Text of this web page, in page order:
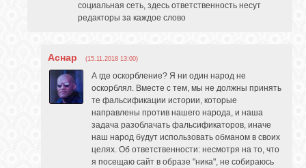
социальная сеть, здесь ответственность несут
редакторы за каждое слово
Аснар (15.11.2018 13:00)
А где оскорбление? Я ни один народ не
оскорблял. Вместе с тем, мы не должны принять
те фальсификации истории, которые
направлены против нашего народа, и наша
задача разоблачать фальсификаторов, иначе
наш народ будут использовать обманом в своих
целях. Об ответственности: несмотря на то, что
я посещаю сайт в образе "ника", не собираюсь